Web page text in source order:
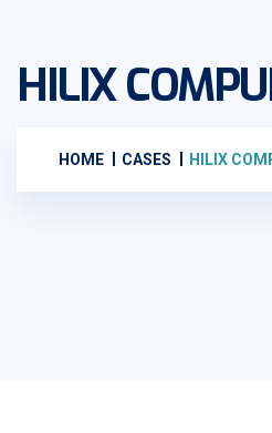
HILIX
HOME CASES HILIX